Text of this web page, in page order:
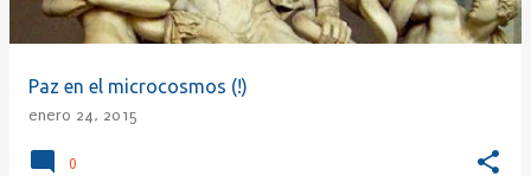
Paz en el microcosmos (!)
enero 24, 2015
0